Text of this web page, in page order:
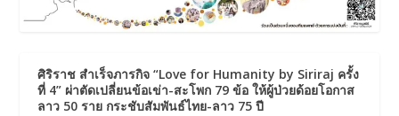
ศิริราช สำเร็จภารกิจ “Love for Humanity by Siriraj ครั้ง
ที่ 4” ผ่าตัดเปลี่ยนข้อเข่า-สะโพก 79 ข้อ ให้ผู้ป่วยด้อยโอกาส
ลาว 50 ราย กระชับสัมพันธ์ไทย-ลาว 75 ปี